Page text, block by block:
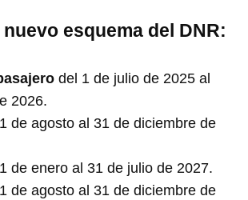
esquema del DNR:
del 1 de julio de 2025 al
2026.
de agosto al 31 de diciembre de
de enero al 31 de julio de 2027.
de agosto al 31 de diciembre de